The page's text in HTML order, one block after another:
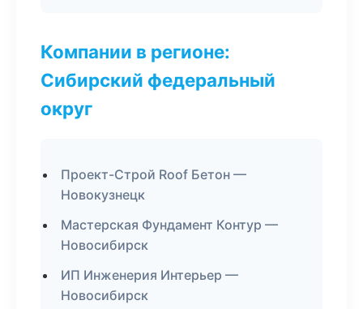
Компании в регионе:
Сибирский федеральный
округ
Проект-Строй Roof Бетон —
Новокузнецк
Мастерская Фундамент Контур —
Новосибирск
ИП Инженерия Интерьер —
Новосибирск